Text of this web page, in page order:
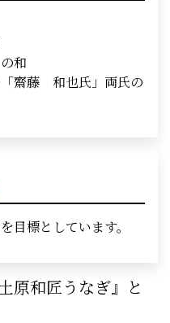
和
齋藤 和也氏」両氏の
目標としています。
原和匠うなぎ』と